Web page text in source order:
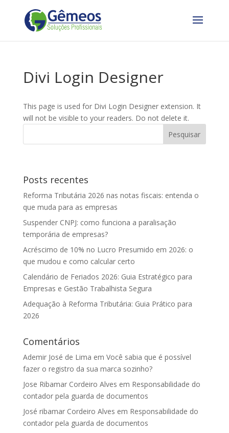
Divi Login Designer
This page is used for Divi Login Designer extension. It
will not be visible to your readers. Do not delete it.
Posts recentes
Reforma Tributária 2026 nas notas fiscais: entenda o
que muda para as empresas
Suspender CNPJ: como funciona a paralisação
temporária de empresas?
Acréscimo de 10% no Lucro Presumido em 2026: o
que mudou e como calcular certo
Calendário de Feriados 2026: Guia Estratégico para
Empresas e Gestão Trabalhista Segura
Adequação à Reforma Tributária: Guia Prático para
2026
Comentários
Ademir José de Lima em Você sabia que é possível
fazer o registro da sua marca sozinho?
Jose Ribamar Cordeiro Alves em Responsabilidade do
contador pela guarda de documentos
José ribamar Cordeiro Alves em Responsabilidade do
contador pela guarda de documentos